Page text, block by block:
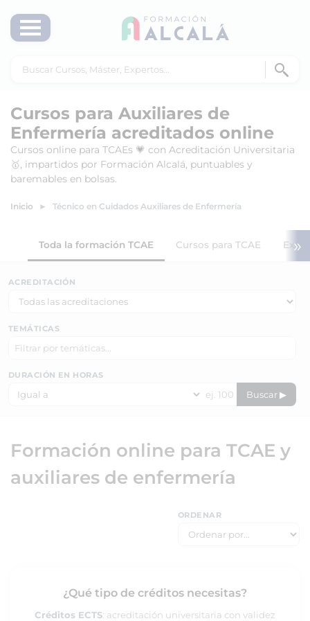
Cursos para Auxiliares de
Enfermería acreditados online
Cursos online para TCAEs 💗 con Acreditación Universitaria
🥇, impartidos por Formación Alcalá, puntuables y
baremables en bolsas.
Inicio Técnico en Cuidados Auxiliares de Enfermería
Toda la formación TCAE Cursos para TCAE »
ACREDITACIÓN
TEMÁTICAS
DURACIÓN EN HORAS
Buscar ▶
Formación online para TCAE y
auxiliares de enfermería
ORDENAR
¿Qué tipo de créditos necesitas?
Créditos ECTS: acreditación universitaria con validez